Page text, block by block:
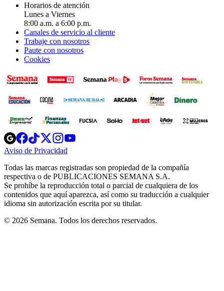
Horarios de atención
Lunes a Viernes
8:00 a.m. a 6:00 p.m.
Canales de servicio al cliente
Trabaje con nosotros
Paute con nosotros
Cookies
Opens
in
new
Opens
in
new
Opens
in
new
window
Opens
new
windowwindow
Aviso de Privacidad
new
window
Todas las marcas registradas son propiedad de la compañía
respectiva o de PUBLICACIONES SEMANA S.A.
Se prohíbe la reproducción total o parcial de cualquiera de los
contenidos que aquí aparezca, así como su traducción a cualquier
idioma sin autorización escrita por su titular.
© 2026 Semana. Todos los derechos reservados.